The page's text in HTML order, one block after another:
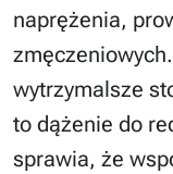
naprężenia,
wytrzymalsze
to dążenie do
sprawia, że